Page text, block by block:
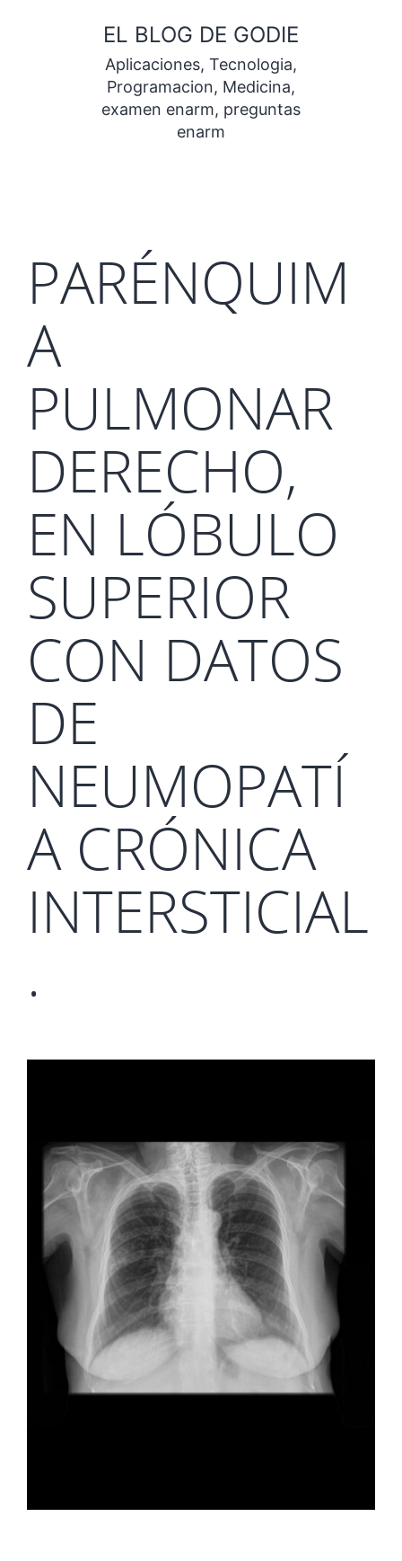
contenido
EL BLOG DE GODIE
Aplicaciones, Tecnologia,
Programacion, Medicina,
examen enarm, preguntas
enarm
PARÉNQUIM
A
PULMONAR
DERECHO,
EN LÓBULO
SUPERIOR
CON DATOS
DE
NEUMOPATÍ
A CRÓNICA
INTERSTICIAL
.